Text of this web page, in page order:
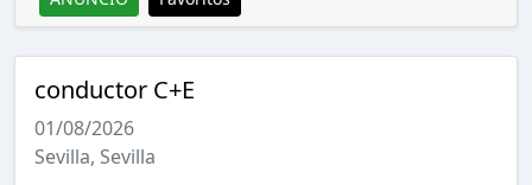
conductor C+E
01/08/2026
Sevilla, Sevilla